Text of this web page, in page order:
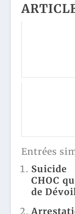
Entrées
CHOC
de